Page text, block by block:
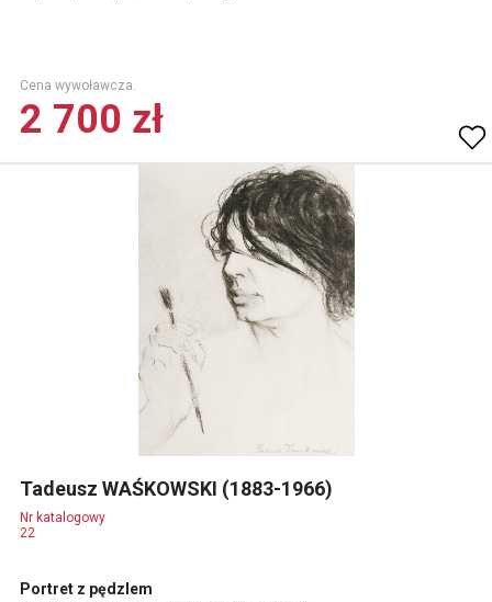
Cena wywoławcza.
2 700 zł
Tadeusz WAŚKOWSKI (1883-1966)
Nr katalogowy
22
Portret z pędzlem